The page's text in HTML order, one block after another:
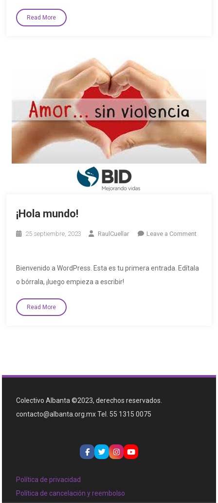
Read More
¡Hola mundo!
25 septiembre, 2023 RaulCuellar Leave a Comment
Bienvenido a WordPress. Esta es tu primera entrada. Edítala
o bórrala, ¡luego empieza a escribir!
Read More
Colectivo Albanta ©2023, derechos reservados.
contacto@albanta.org.mx Tel. 55 1315 0075
Política de privacidad
Política de cancelación y reembolso